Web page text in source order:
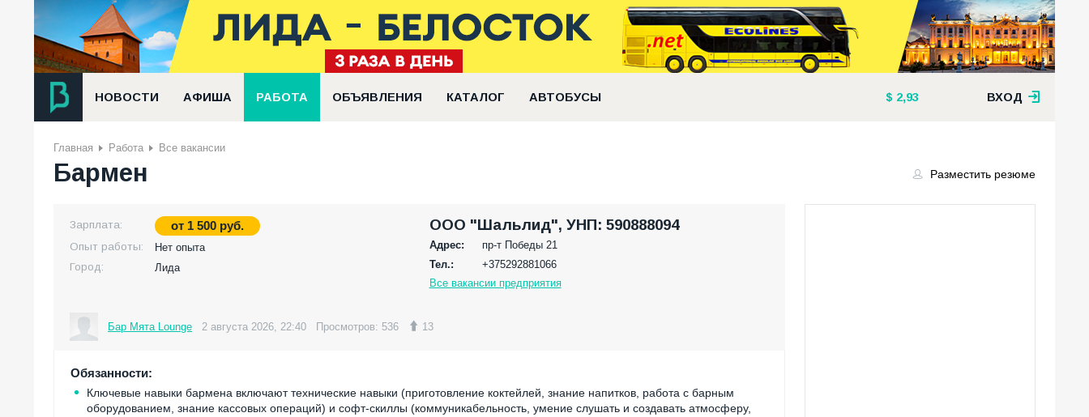
НОВОСТИ АФИША РАБОТА ОБЪЯВЛЕНИЯ КАТАЛОГ АВТОБУСЫ 2,93 ВХОД
Главная Работа Все вакансии
Бармен Разместить резюме
Зарплата: от 1 500руб.
Опыт работы:
Нет опыта
Город:
Лида
ООО "Шальлид", УНП: 590888094
Адрес:
пр-т Победы 21
Тел.:
+375292881066
Все вакансии предприятия
Бар Мята Lounge 2 августа 2026, 22:40 Просмотров: 536 13
Обязанности:
Ключевые навыки бармена включают технические навыки (приготовление коктейлей, знание напитков, работа с барным
оборудованием, знание кассовых операций) и софт-скиллы (коммуникабельность, умение слушать и создавать атмосферу,